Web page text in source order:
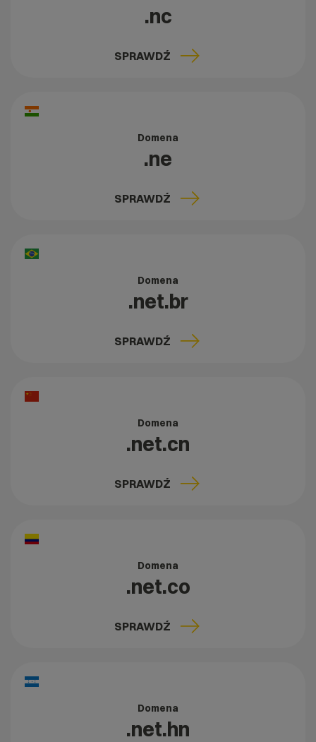
.nc
SPRAWDŹ
Domena
.ne
SPRAWDŹ
Domena
.net.br
SPRAWDŹ
Domena
.net.cn
SPRAWDŹ
Domena
.net.co
SPRAWDŹ
Domena
.net.hn